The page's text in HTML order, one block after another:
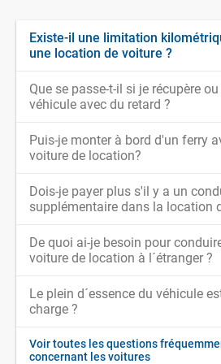
Existe-il une limitation
une location de voiture ?
Que se passe-t-il si je récupère
véhicule avec du retard ?
Puis-je monter à bord d'un ferry
voiture de location?
Dois-je payer plus s'il y a un
supplémentaire dans la location
De quoi ai-je besoin pour
voiture de location à l´étranger ?
Le plein d´essence du véhicule
charge ?
Voir toutes les questions
concernant les voitures